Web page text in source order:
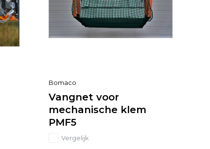
Bomaco
Vangnet voor
mechanische klem
PMF5
Vergelijk